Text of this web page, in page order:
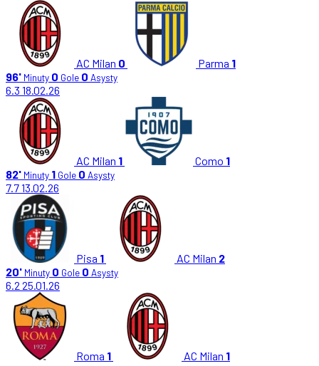
AC Milan 0 Parma 1
96' Minuty 0 Gole 0 Asysty
6.3 18.02.26
AC Milan 1 Como 1
82' Minuty 1 Gole 0 Asysty
7.713.02.26
Pisa 1 AC Milan 2
20' Minuty 0 Gole 0 Asysty
6.2 25.01.26
Roma 1 AC Milan 1